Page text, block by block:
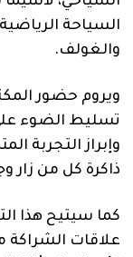
السياحة
والغولف.
ويروم حضور
تسليط الضوء
وإبراز التجربة
ذاكرة كل من زار
كما سيتيح هذا
علاقات